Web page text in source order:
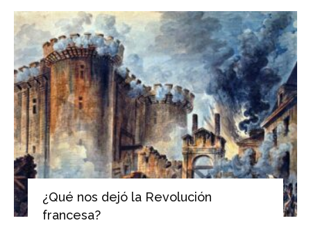
¿Qué nos dejó la Revolución
francesa?